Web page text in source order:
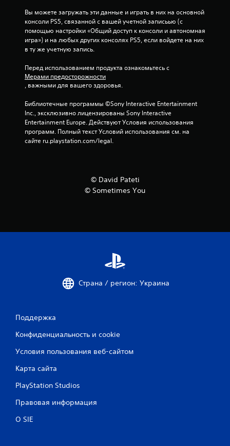
о
к
Вы можете загружать эти данные и играть в них на основной
консоли PS5, связанной с вашей учетной записьью (с
помощью настройки «Общий доступ к консоли и автономная
игра») и на любых других консолях PS5, если войдете на них
в ту же учетную запись.
Перед использованием продукта ознакомьтесь с
Мерами предосторожности
, важными для вашего здоровья.
Библиотечные программы ©Sony Interactive Entertainment
Inc., эксклюзивно лицензированы Sony Interactive
Entertainment Europe. Действуют Условия использования
программ. Полный текст Условий использования см. на
сайте ru.playstation.com/legal.
© David Pateti
© Sometimes You
Страна / регион: Украина
Поддержка
Конфиденциальность и cookie
Условия пользования веб-сайтом
Карта сайта
PlayStation Studios
Правовая информация
О SIE